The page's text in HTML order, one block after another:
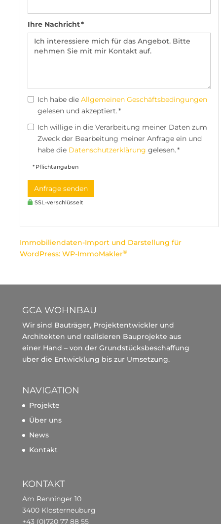
Ihre Nachricht *
Ich habe die Allgemeinen Geschäftsbedingungen
gelesen und akzeptiert. *
Ich willige in die Verarbeitung meiner Daten zum
Zweck der Bearbeitung meiner Anfrage ein und
habe die Datenschutzerklärung gelesen. *
* Pflichtangaben
Anfrage senden
SSL-verschlüsselt
Immobiliendaten-Import und Darstellung für
WordPress: WP-ImmoMakler®
GCA WOHNBAU
Wir sind Bauträger, Projektentwickler und
Architekten und realisieren Bauprojekte aus
einer Hand – von der Grundstücksbeschaffung
über die Entwicklung bis zur Umsetzung.
NAVIGATION
Projekte
Über uns
News
Kontakt
KONTAKT
Am Renninger 10
3400 Klosterneuburg
+43 (0)720 77 88 55